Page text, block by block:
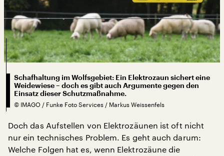
Schafhaltung im Wolfsgebiet: Ein Elektrozaun sichert eine
Weidewiese – doch es gibt auch Argumente gegen den
Einsatz dieser Schutzmaßnahme.
© IMAGO / Funke Foto Services / Markus Weissenfels
Doch das Aufstellen von Elektrozäunen ist oft nicht
nur ein technisches Problem. Es geht auch darum:
Welche Folgen hat es, wenn Elektrozäune die